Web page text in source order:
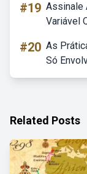
#19 Assinale
Variável
#20 As
Só
Related Posts